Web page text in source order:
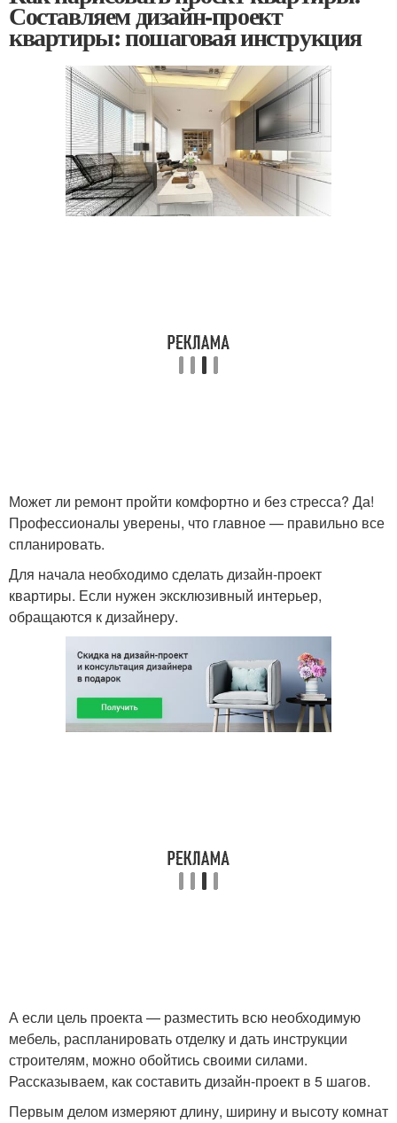
Составляем дизайн-проект
квартиры: пошаговая инструкция
Может ли ремонт пройти комфортно и без стресса? Да!
Профессионалы уверены, что главное — правильно все
спланировать.
Для начала необходимо сделать дизайн-проект
квартиры. Если нужен эксклюзивный интерьер,
обращаются к дизайнеру.
А если цель проекта — разместить всю необходимую
мебель, распланировать отделку и дать инструкции
строителям, можно обойтись своими силами.
Рассказываем, как составить дизайн-проект в 5 шагов.
Первым делом измеряют длину, ширину и высоту комнат